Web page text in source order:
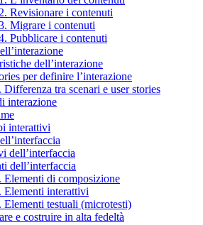
Revisionare i contenuti
Migrare i contenuti
Pubblicare i contenuti
dell’interazione
per definire l’interazione
Differenza tra scenari e user stories
interazione
interattivi
dell’interfaccia
dell’interfaccia
Elementi di composizione
Elementi interattivi
Elementi testuali (microtesti)
e costruire in alta fedeltà